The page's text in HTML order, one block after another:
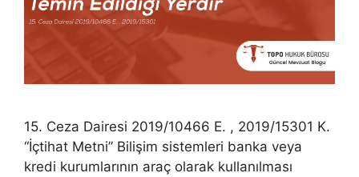
15. Ceza Dairesi 2019/10466 E. , 2019/15301 K.
“İçtihat Metni” Bilişim sistemleri banka veya
kredi kurumlarının araç olarak kullanılması